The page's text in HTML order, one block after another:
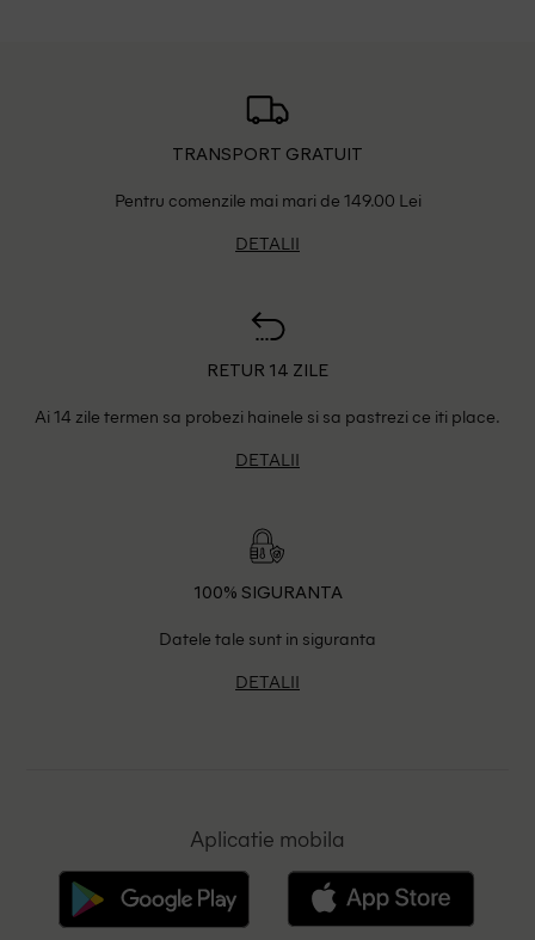
TRANSPORT GRATUIT
Pentru comenzile mai mari de 149.00 Lei
DETALII
RETUR 14 ZILE
Ai 14 zile termen sa probezi hainele si sa pastrezi ce iti place.
DETALII
100% SIGURANTA
Datele tale sunt in siguranta
DETALII
Aplicatie mobila